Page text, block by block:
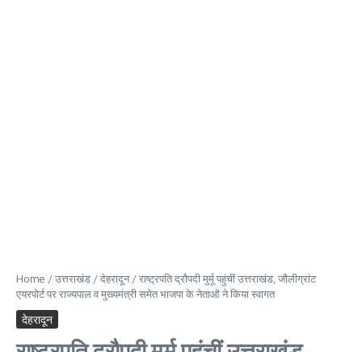
Home /उत्तराखंड /देहरादून/राष्ट्रपति द्रौपदी मुर्मू पहुंचीं उत्तराखंड, जौलीग्रांट
एयरपोर्ट पर राज्यपाल व मुख्यमंत्री समेत भाजपा के नेताओं ने किया स्वागत
देहरादून